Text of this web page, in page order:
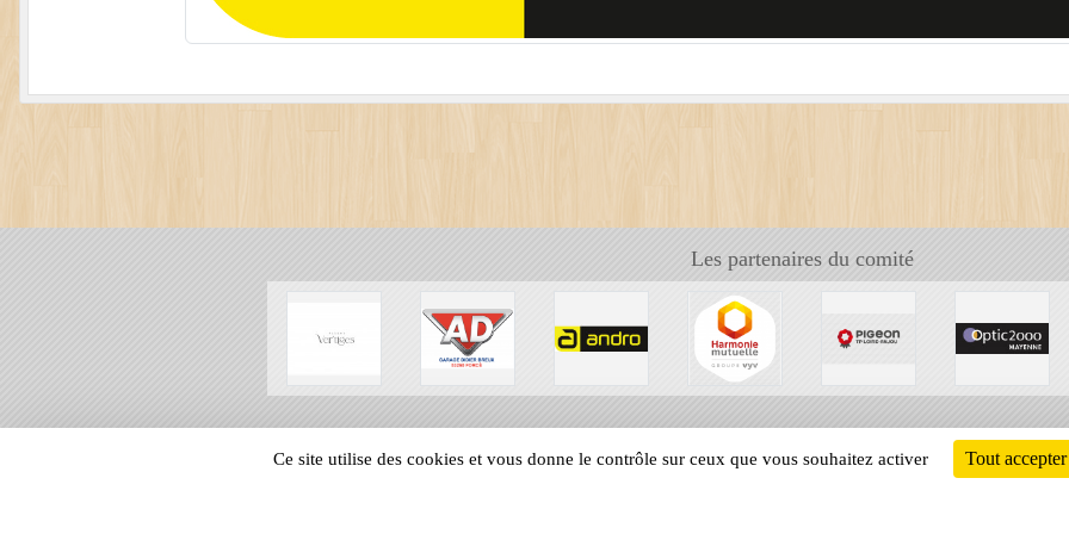
Les partenaires du comité
REGIONSCe site utilise des cookies et vous donne le contrôle sur ceux que vous souhaitez activer Tout accepter